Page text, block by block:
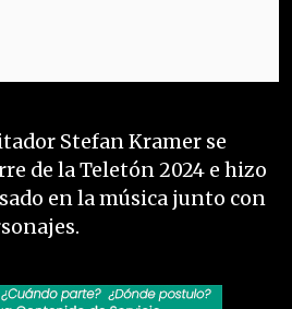
Stefan Kramer se
de la Teletón 2024 e hizo
en la música junto con